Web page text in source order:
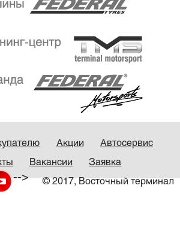
Акции Автосервис
Вакансии Заявка
© 2017, Восточный терминал
-->